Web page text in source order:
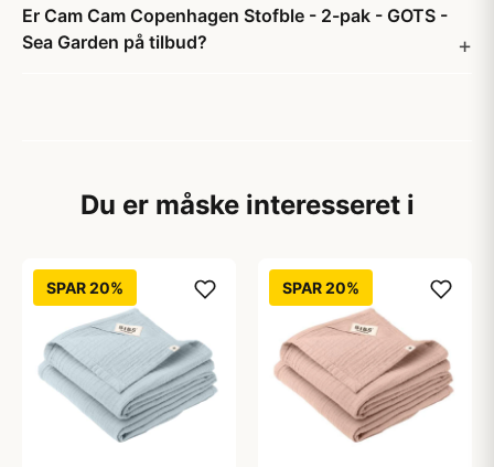
Er Cam Cam Copenhagen Stofble - 2-pak - GOTS -
Sea Garden på tilbud?
Du er måske interesseret i
SPAR 20% SPAR 20%